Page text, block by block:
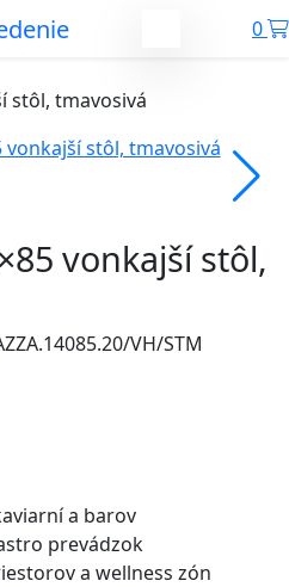
0
stôl, tmavosivá
vonkajší stôl,
VH/STM
a barov
prevádzok
a wellness zón